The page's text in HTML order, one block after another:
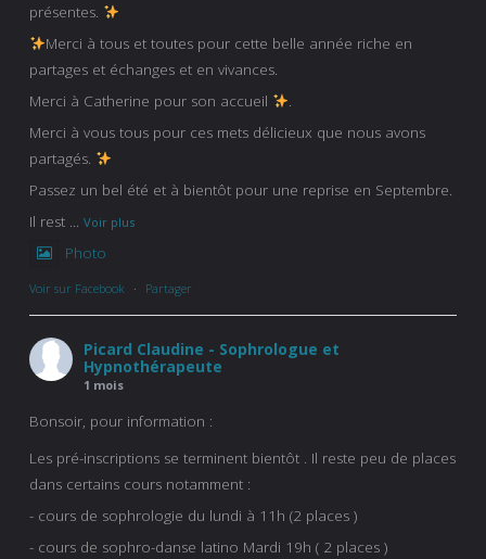
présentes.
Merci à tous et toutes pour cette belle année riche en
partages et échanges et en vivances.
Merci à Catherine pour son accueil
.
Merci à vous tous pour ces mets délicieux que nous avons
partagés.
Passez un bel été et à bientôt pour une reprise en Septembre.
Il rest ... Voir plus
Photo
Voir sur Facebook · Partager
Picard Claudine - Sophrologue et
Hypnothérapeute
1 mois
Bonsoir, pour information :
Les pré-inscriptions se terminent bientôt . Il reste peu de places
dans certains cours notamment :
- cours de sophrologie du lundi à 11h (2 places )
- cours de sophro-danse latino Mardi 19h ( 2 places )